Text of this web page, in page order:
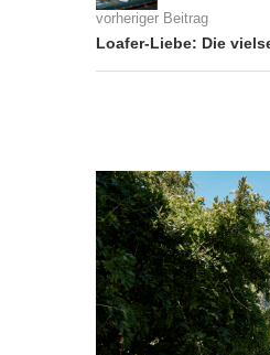
vorheriger Beitrag
Loafer-Liebe: Die